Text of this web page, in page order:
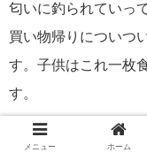
匂いに釣られていっ
買い物帰りについつ
す。子供はこれ一枚
す。
メニュー ホーム